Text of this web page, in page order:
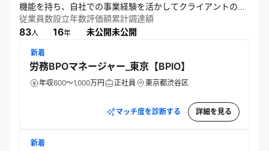
機能を持ち、自社での事業経験を活かしてクライアントの成
長をワンストップでサポート。800社超の支援実績を有し、
多様な業界に対応している。
従業員数
83人
設立年数
16年
評価額
未公開
累計調達額
未公開
新着
労務BPOマネージャー_東京【BPIO】
年収600～1,000万円 正社員 東京都渋谷区
マッチ度を診断する 詳細を見る
新着